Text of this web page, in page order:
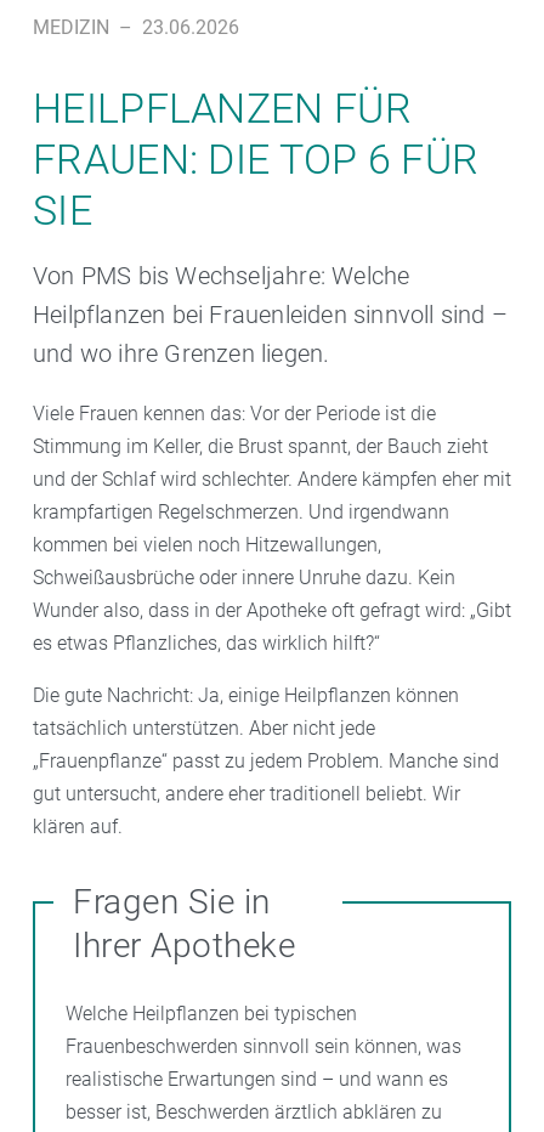
MEDIZIN – 23.06.2026
HEILPFLANZEN FÜR
FRAUEN: DIE TOP 6 FÜR
SIE
Von PMS bis Wechseljahre: Welche
Heilpflanzen bei Frauenleiden sinnvoll sind –
und wo ihre Grenzen liegen.
Viele Frauen kennen das: Vor der Periode ist die
Stimmung im Keller, die Brust spannt, der Bauch zieht
und der Schlaf wird schlechter. Andere kämpfen eher mit
krampfartigen Regelschmerzen. Und irgendwann
kommen bei vielen noch Hitzewallungen,
Schweißausbrüche oder innere Unruhe dazu. Kein
Wunder also, dass in der Apotheke oft gefragt wird: „Gibt
es etwas Pflanzliches, das wirklich hilft?“
Die gute Nachricht: Ja, einige Heilpflanzen können
tatsächlich unterstützen. Aber nicht jede
„Frauenpflanze“ passt zu jedem Problem. Manche sind
gut untersucht, andere eher traditionell beliebt. Wir
klären auf.
Fragen Sie in
Ihrer Apotheke
Welche Heilpflanzen bei typischen
Frauenbeschwerden sinnvoll sein können, was
realistische Erwartungen sind – und wann es
besser ist, Beschwerden ärztlich abklären zu